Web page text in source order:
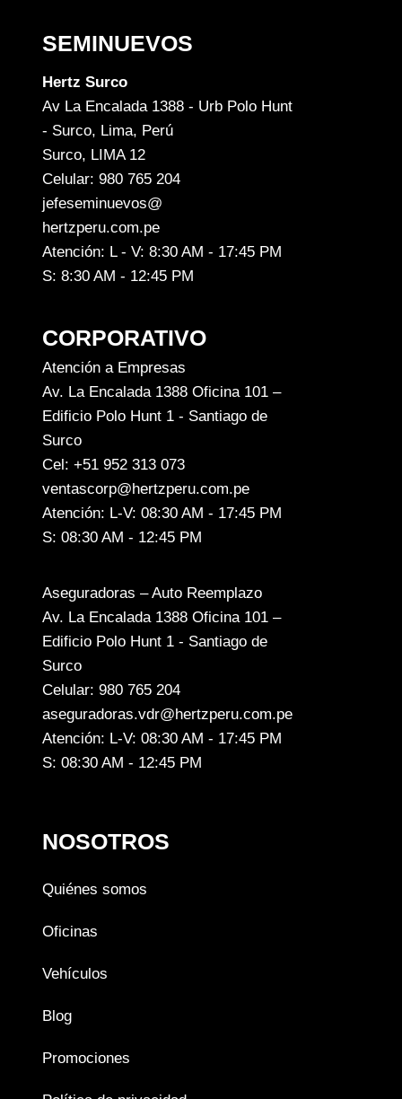
SEMINUEVOS
Hertz Surco
Av La Encalada 1388 - Urb Polo Hunt
- Surco, Lima, Perú
Surco, LIMA 12
Celular: 980 765 204
jefeseminuevos@
hertzperu.com.pe
Atención: L - V: 8:30 AM - 17:45 PM
S: 8:30 AM - 12:45 PM
CORPORATIVO
Atención a Empresas
Av. La Encalada 1388 Oficina 101 –
Edificio Polo Hunt 1 - Santiago de
Surco
Cel: +51 952 313 073
ventascorp@hertzperu.com.pe
Atención: L-V: 08:30 AM - 17:45 PM
S: 08:30 AM - 12:45 PM
Aseguradoras – Auto Reemplazo
Av. La Encalada 1388 Oficina 101 –
Edificio Polo Hunt 1 - Santiago de
Surco
Celular: 980 765 204
aseguradoras.vdr@hertzperu.com.pe
Atención: L-V: 08:30 AM - 17:45 PM
S: 08:30 AM - 12:45 PM
NOSOTROS
Quiénes somos
Oficinas
Vehículos
Blog
Promociones